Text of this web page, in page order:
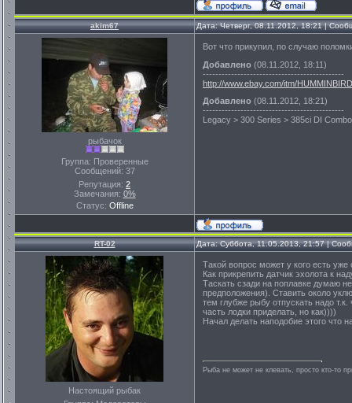
akim67 Дата: Четверг, 08.11.2012, 18:21 |
рыбачок
Группа: Проверенные
Сообщений: 37
Репутация: 2
Замечания: 0%
Статус: Offline
Вот что прикупил, по случаю
Добавлено (08.11.2012, 18:11)
---------------------------------------------
http://www.ebay.com/itm/
Добавлено (08.11.2012, 18:21)
---------------------------------------------
Legacy > 300 Series > 385ci DI
RT-02 Дата: Суббота, 11.05.2013, 21:57 |
Настоящий рыбак
Такой вопрос может у кого есть уже
Как прикрепить датчик эхолота к
Таскать сзади на поплавке думаю
предположения). Ставить около
тем глубже рыбу отпускать надо
часть лодки приделать, но как))))
Начал делать наподобие этого что
Рыба не может не клевать, просто кто-то